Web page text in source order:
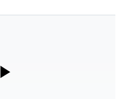
き入力、書き順
▶
、熟語辞典、地